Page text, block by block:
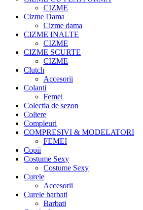
CIZME
Cizme Dama
Cizme dama
CIZME INALTE
CIZME
CIZME SCURTE
CIZME
Clutch
Accesorii
Colanti
Femei
Colectia de sezon
Coliere
Compleuri
COMPRESIVI & MODELATORI
FEMEI
Copii
Costume Sexy
Costume Sexy
Curele
Accesorii
Curele barbati
Barbati